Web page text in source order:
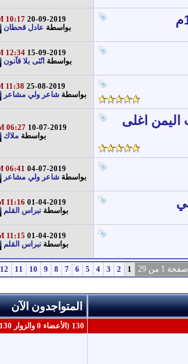
20-09-2019
10:17 PM
بواسطة عادل قحطان
15-09-2019
12:34 PM
بواسطة انُثى بلا قآنون
25-08-2019
11:38 PM
بواسطة شاعر ولي مشاعر
اليمن اغلى 10-07-2019
06:27 AM
بواسطة ملاك
04-07-2019
06:41 PM
بواسطة شاعر ولي مشاعر
01-04-2019
11:16 AM
بواسطة نبراس القلم
01-04-2019
11:15 AM
بواسطة نبراس القلم
صفحة 1 من 29 1
2
3
4
5
6
7
8
9
10
11
12
المتواجدون الآن
130 (الأعضاء 0 والزوار 130)